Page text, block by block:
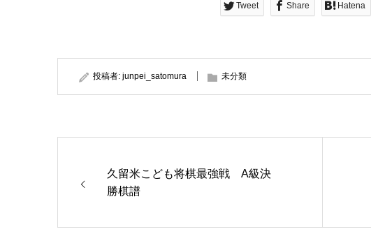
Tweet Share Hatena
投稿者: junpei_satomura 未分類
久留米こども将棋最強戦 A級決
勝棋譜